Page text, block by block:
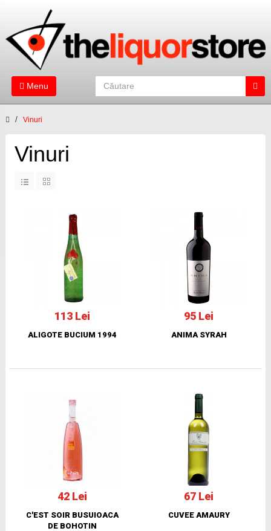
Menu
Vinuri
Vinuri
113 Lei
ALIGOTE BUCIUM 1994
95 Lei
ANIMA SYRAH
42 Lei
C'EST SOIR BUSUIOACA
DE BOHOTIN
67 Lei
CUVEE AMAURY